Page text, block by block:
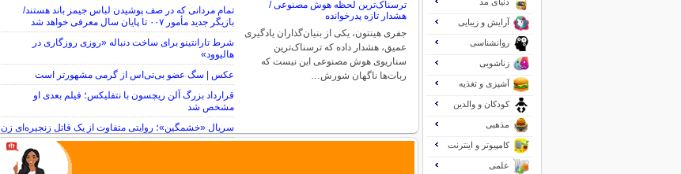
ترسناک‌ترین لحظه هوش مصنوعی /
هشدار تازه پدرخوانده
جفری هینتون، یکی از بنیان‌گذاران یادگیری
عمیق، هشدار داده که ترسناک‌ترین
سناریوی هوش مصنوعی این نیست که
ربات‌ها ناگهان شورش…
تمام مردانی که در صف پوشیدن لباس جیمز باند هستند/
بازیگر جدید مأمور ۰۰۷ تا پایان سال معرفی خواهد شد
شرط تارانتینو برای ساخت دنباله «روزی روزگاری در
هالیوود»
عکس | سگ عضو بی‌تی‌اس از گرمی مشهورتر است
قرارداد بزرگ آلن ریچسون با نتفلیکس؛ فیلم بعدی او
مشخص شد
سریال «خشمگین»؛ روایتی متفاوت از یک قاتل زنجیره‌ای زن
آرایش و زیبایی
روانشناسی
زناشویی
آشپزی و تغذیه
کودکان و والدین
مذهبی
کامپیوتر و اینترنت
علمی